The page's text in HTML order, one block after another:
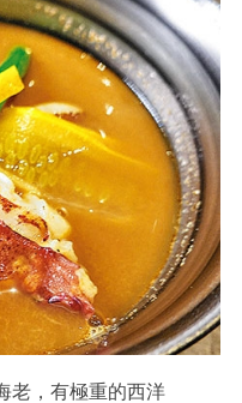
老，有極重的西洋